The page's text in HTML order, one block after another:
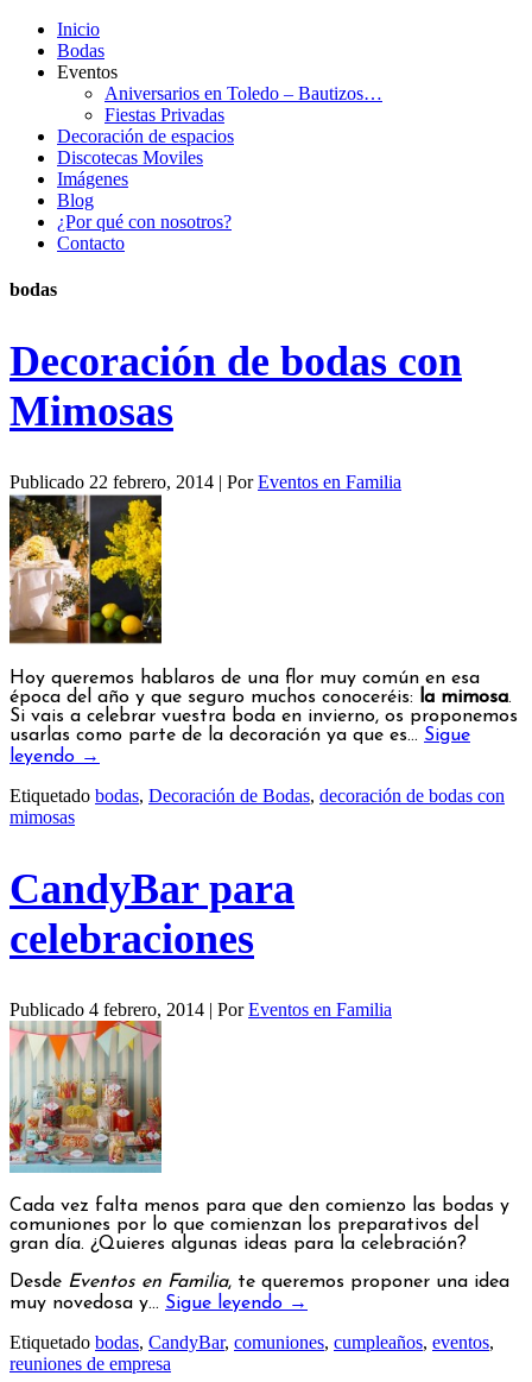
Inicio
Bodas
Eventos
Aniversarios en Toledo – Bautizos…
Fiestas Privadas
Decoración de espacios
Discotecas Moviles
Imágenes
Blog
¿Por qué con nosotros?
Contacto
bodas
Decoración de bodas con
Mimosas
Publicado 22 febrero, 2014 | Por Eventos en Familia
Hoy queremos hablaros de una flor muy común en esa
época del año y que seguro muchos conoceréis:
la mimosa.
Si vais a celebrar vuestra boda en invierno, os proponemos
usarlas como parte de la decoración ya que es… Sigue
leyendo →
Etiquetado bodas, Decoración de Bodas, decoración de bodas con
mimosas
CandyBar para
celebraciones
Publicado 4 febrero, 2014 | Por Eventos en Familia
Cada vez falta menos para que den comienzo las bodas y
comuniones por lo que comienzan los preparativos del
gran día. ¿Quieres algunas ideas para la celebración?
Desde Eventos en Familia, te queremos proponer una idea
muy novedosa y… Sigue leyendo →
Etiquetado bodas, CandyBar, comuniones, cumpleaños, eventos,
reuniones de empresa